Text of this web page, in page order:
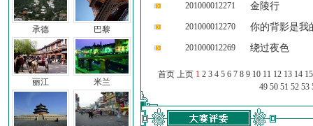
承德
丽江
巴黎
米兰
201000012271 金陵行
201000012270 你的背影是我
201000012269 绕过夜色
首页 上页 1 2 3 4 5 6 7 8 9 10 11 12 13 14 15
49 50 51 52 53